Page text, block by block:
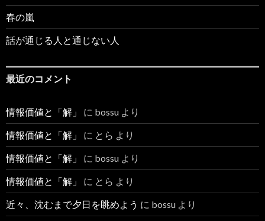
春の嵐
話が通じる人と通じない人
最近のコメント
情報価値と「解」 に bossu より
情報価値と「解」 に とら より
情報価値と「解」 に bossu より
情報価値と「解」 に とら より
近々、沈むまで夕日を眺めよう に bossu より